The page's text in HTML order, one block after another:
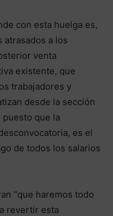
con esta huelga es,
atrasados a los
venta
existente, que
trabajadores y
desde la sección
que la
es el
de todos los salarios
“que haremos todo
revertir esta